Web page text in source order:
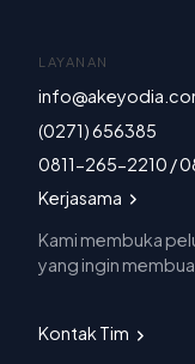
LAYANAN
(0271) 656385
0811-265-2210 /
Kerjasama
Kami membuka
yang ingin
Kontak Tim